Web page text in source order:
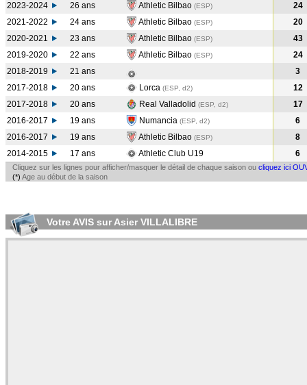
2023-2024
26 ans Athletic Bilbao (ESP)
24
2021-2022
24 ans Athletic Bilbao (ESP)
20
2020-2021
23 ans Athletic Bilbao (ESP)
43
2019-2020
22 ans Athletic Bilbao (ESP)
24
2018-2019
21 ans
3
2017-2018
20 ans Lorca (ESP, d2)
12
2017-2018
20 ans Real Valladolid (ESP, d2)
17
2016-2017
19 ans Numancia (ESP, d2)
6
2016-2017
19 ans Athletic Bilbao (ESP)
8
2014-2015
17 ans Athletic Club U19 6
Cliquez sur les lignes pour afficher/masquer le détail de chaque saison ou cliquez ici
(*) Age au début de la saison
Votre AVIS sur Asier VILLALIBRE